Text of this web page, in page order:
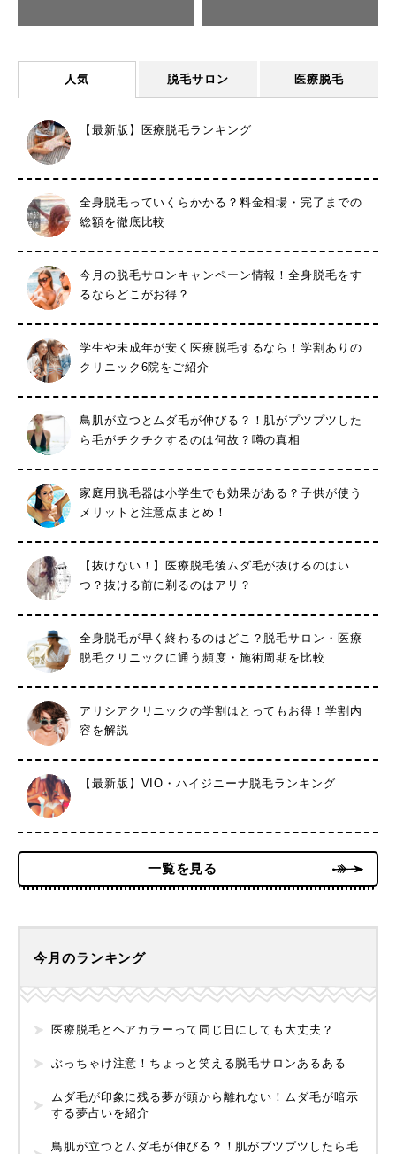
人気 脱毛サロン 医療脱毛
【最新版】医療脱毛ランキング
全身脱毛っていくらかかる？料金相場・完了までの
総額を徹底比較
今月の脱毛サロンキャンペーン情報！全身脱毛をす
るならどこがお得？
学生や未成年が安く医療脱毛するなら！学割ありの
クリニック6院をご紹介
鳥肌が立つとムダ毛が伸びる？！肌がプツプツした
ら毛がチクチクするのは何故？噂の真相
家庭用脱毛器は小学生でも効果がある？子供が使う
メリットと注意点まとめ！
【抜けない！】医療脱毛後ムダ毛が抜けるのはい
つ？抜ける前に剃るのはアリ？
全身脱毛が早く終わるのはどこ？脱毛サロン・医療
脱毛クリニックに通う頻度・施術周期を比較
アリシアクリニックの学割はとってもお得！学割内
容を解説
【最新版】VIO・ハイジニーナ脱毛ランキング
一覧を見る
今月のランキング
医療脱毛とヘアカラーって同じ日にしても大丈夫？
ぶっちゃけ注意！ちょっと笑える脱毛サロンあるある
ムダ毛が印象に残る夢が頭から離れない！ムダ毛が暗示
する夢占いを紹介
鳥肌が立つとムダ毛が伸びる？！肌がプツプツしたら毛